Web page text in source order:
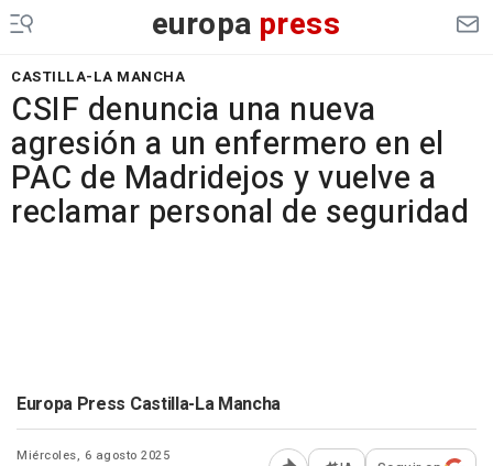
europa press
CASTILLA-LA MANCHA
CSIF denuncia una nueva
agresión a un enfermero en el
PAC de Madridejos y vuelve a
reclamar personal de seguridad
Europa Press Castilla-La Mancha
Miércoles, 6 agosto 2025